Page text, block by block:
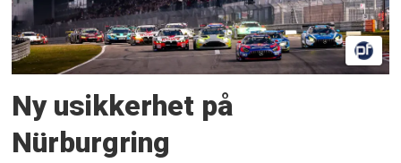
Ny usikkerhet på
Nürburgring